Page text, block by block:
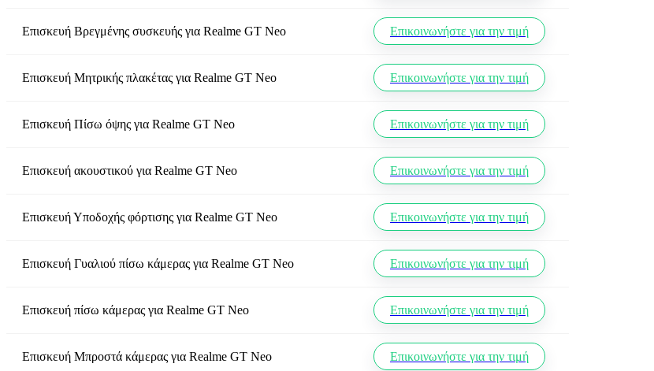
Επισκευή Βρεγμένης συσκευής για Realme GT Neo Επικοινωνήστε για την τιμή
Επισκευή Μητρικής πλακέτας για Realme GT Neo Επικοινωνήστε για την τιμή
Επισκευή Πίσω όψης για Realme GT Neo Επικοινωνήστε για την τιμή
Επισκευή ακουστικού για Realme GT Neo Επικοινωνήστε για την τιμή
Επισκευή Υποδοχής φόρτισης για Realme GT Neo Επικοινωνήστε για την τιμή
Επισκευή Γυαλιού πίσω κάμερας για Realme GT Neo Επικοινωνήστε για την τιμή
Επισκευή πίσω κάμερας για Realme GT Neo Επικοινωνήστε για την τιμή
Επισκευή Μπροστά κάμερας για Realme GT Neo Επικοινωνήστε για την τιμή